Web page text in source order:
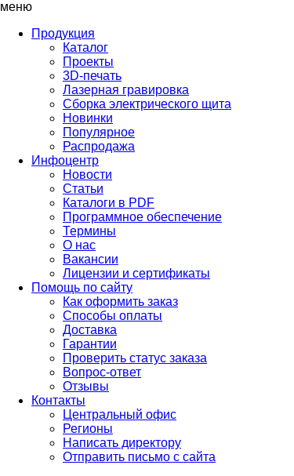
меню
Продукция
Каталог
Проекты
3D-печать
Лазерная гравировка
Сборка электрического щита
Новинки
Популярное
Распродажа
Инфоцентр
Новости
Статьи
Каталоги в PDF
Программное обеспечение
Термины
О нас
Вакансии
Лицензии и сертификаты
Помощь по сайту
Как оформить заказ
Способы оплаты
Доставка
Гарантии
Проверить статус заказа
Вопрос-ответ
Отзывы
Контакты
Центральный офис
Регионы
Написать директору
Отправить письмо с сайта